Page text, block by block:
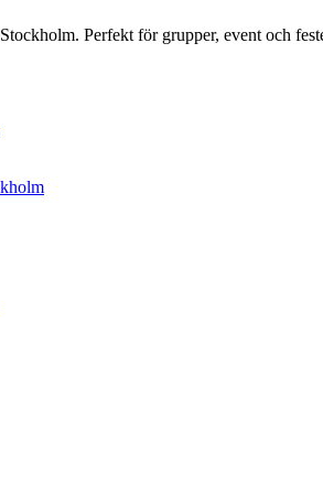
Perfekt för grupper, event och